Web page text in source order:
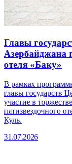
Главы
Азербайджана
отеля «Баку»
В рамках
главы государств
участие в
пятизвездочного
Куль.
31.07.2026